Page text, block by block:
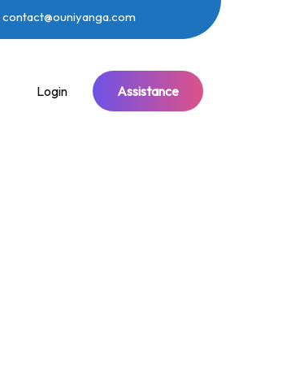
contact@ouniyanga.com
Login Assistance